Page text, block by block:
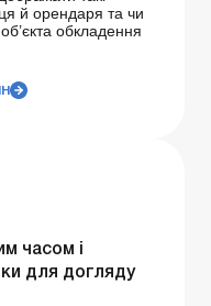
й орендаря та чи
обкладення
часом і
для догляду